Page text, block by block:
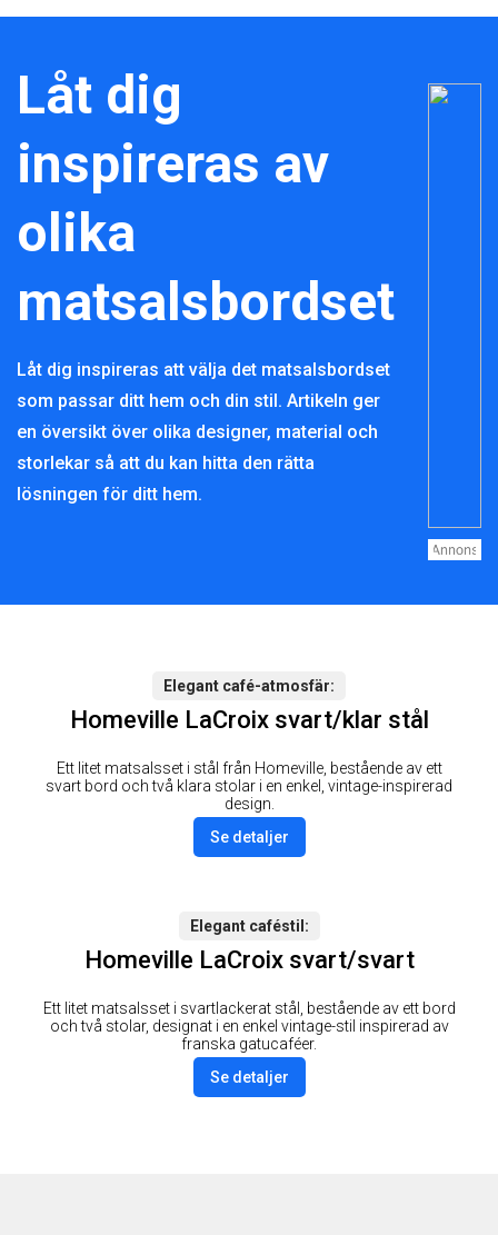
Låt dig
inspireras av
olika
matsalsbordset
Låt dig inspireras att välja det matsalsbordset
som passar ditt hem och din stil. Artikeln ger
en översikt över olika designer, material och
storlekar så att du kan hitta den rätta
lösningen för ditt hem.
Elegant café-atmosfär
Homeville LaCroix svart/klar stål
Ett litet matsalsset i stål från Homeville, bestående av ett
svart bord och två klara stolar i en enkel, vintage-inspirerad
design.
Se detaljer
Elegant caféstil
Homeville LaCroix svart/svart
Ett litet matsalsset i svartlackerat stål, bestående av ett bord
och två stolar, designat i en enkel vintage-stil inspirerad av
franska gatucaféer.
Se detaljer